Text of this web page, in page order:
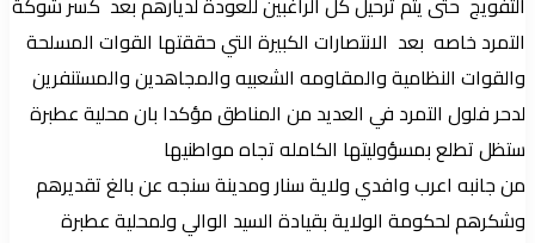
التمرد خاصه بعد الانتصارات الكبيرة التي حققتها القوات المسلحة
والقوات النظامية والمقاومه الشعبيه والمجاهدين والمستنفرين
لدحر فلول التمرد في العديد من المناطق مؤكدا بان محلية عطبرة
ستظل تطلع بمسؤوليتها الكامله تجاه مواطنيها
من جانبه اعرب وافدي ولاية سنار ومدينة سنجه عن بالغ تقديرهم
وشكرهم لحكومة الولاية بقيادة السيد الوالي ولمحلية عطبرة